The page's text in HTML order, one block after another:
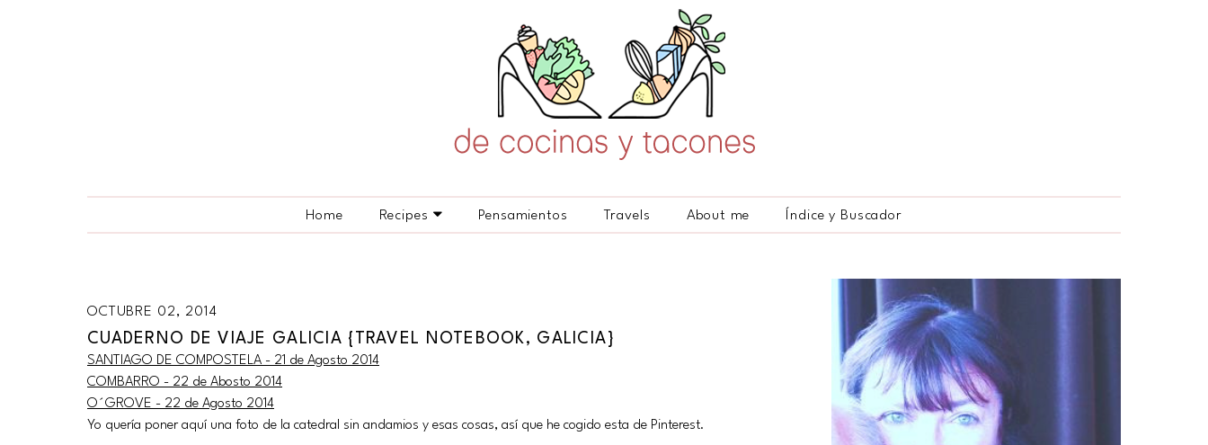
Home Recipes Pensamientos Travels About me Índice y Buscador
OCTUBRE 02, 2014
CUADERNO DE VIAJE GALICIA {TRAVEL NOTEBOOK, GALICIA}
SANTIAGO DE COMPOSTELA - 21 de Agosto 2014
COMBARRO - 22 de Abosto 2014
O´GROVE - 22 de Agosto 2014
Yo quería poner aquí una foto de la catedral sin andamios y esas cosas, así que he cogido esta de Pinterest.